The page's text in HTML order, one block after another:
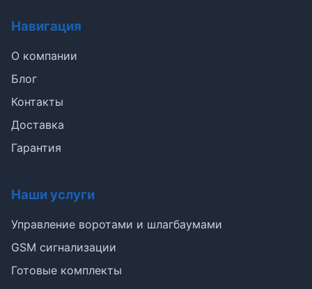
Навигация
О компании
Блог
Контакты
Доставка
Гарантия
Наши услуги
Управление воротами и шлагбаумами
GSM сигнализации
Готовые комплекты